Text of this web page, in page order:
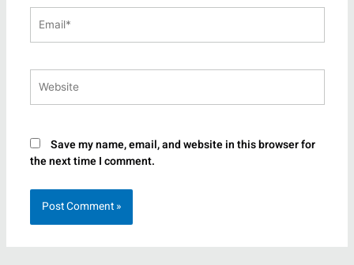
Save my name, email, and website in this browser for
the next time I comment.